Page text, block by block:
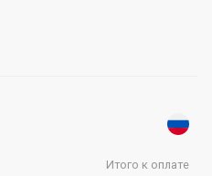
Итого к оплате